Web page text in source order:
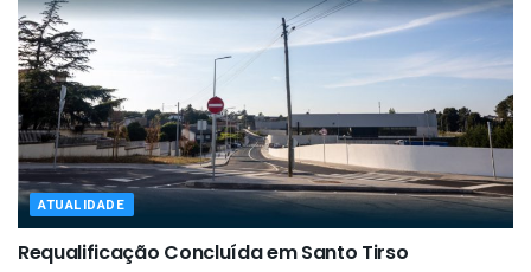
ATUALIDADE
Requalificação Concluída em Santo Tirso